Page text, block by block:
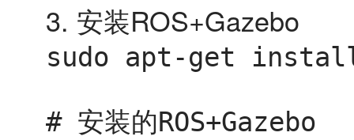
3. 安装ROS+Gazebo
sudo apt-get
# 安装的ROS+Gazebo